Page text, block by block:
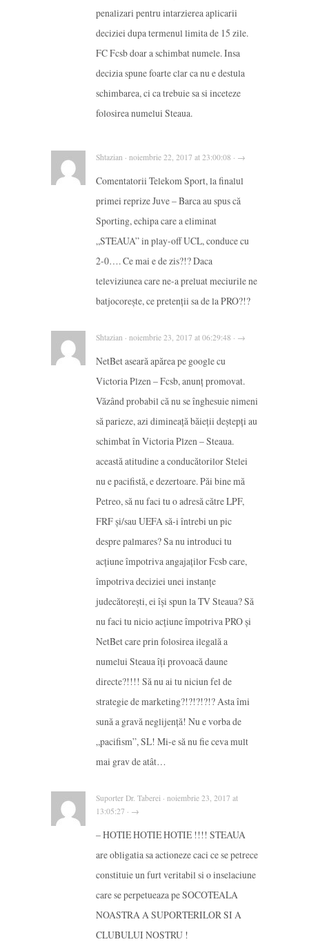
penalizari pentru intarzierea aplicarii
deciziei dupa termenul limita de 15 zile.
FC Fcsb doar a schimbat numele. Insa
decizia spune foarte clar ca nu e destula
schimbarea, ci ca trebuie sa si inceteze
folosirea numelui Steaua.
Shtazian · noiembrie 22, 2017 at 23:00:08 · →
Comentatorii Telekom Sport, la finalul
primei reprize Juve – Barca au spus că
Sporting, echipa care a eliminat
„STEAUA” in play-off UCL, conduce cu
2-0…. Ce mai e de zis?!? Daca
televiziunea care ne-a preluat meciurile ne
batjocorește, ce pretenții sa de la PRO?!?
Shtazian · noiembrie 23, 2017 at 06:29:48 · →
NetBet aseară apărea pe google cu
Victoria Plzen – Fcsb, anunț promovat.
Văzând probabil că nu se înghesuie nimeni
să parieze, azi dimineață băieții deștepți au
schimbat în Victoria Plzen – Steaua.
această atitudine a conducătorilor Stelei
nu e pacifistă, e dezertoare. Păi bine mă
Petreo, să nu faci tu o adresă către LPF,
FRF și/sau UEFA să-i întrebi un pic
despre palmares? Sa nu introduci tu
acțiune împotriva angajaților Fcsb care,
împotriva deciziei unei instanțe
judecătorești, ei își spun la TV Steaua? Să
nu faci tu nicio acțiune împotriva PRO și
NetBet care prin folosirea ilegală a
numelui Steaua îți provoacă daune
directe?!!!! Să nu ai tu niciun fel de
strategie de marketing?!?!?!?!? Asta îmi
sună a gravă neglijență! Nu e vorba de
„pacifism”, SL! Mi-e să nu fie ceva mult
mai grav de atât…
Suporter Dr. Taberei · noiembrie 23, 2017 at
13:05:27 · →
– HOTIE HOTIE HOTIE !!!! STEAUA
are obligatia sa actioneze caci ce se petrece
constituie un furt veritabil si o inselaciune
care se perpetueaza pe SOCOTEALA
NOASTRA A SUPORTERILOR SI A
CLUBULUI NOSTRU !